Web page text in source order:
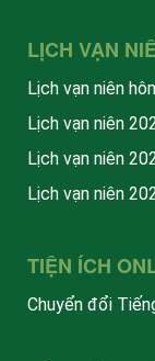
LỊCH VẠN
Lịch vạn niên
Lịch vạn niên
Lịch vạn niên
Lịch vạn niên
TIỆN ÍCH
Chuyển đổi